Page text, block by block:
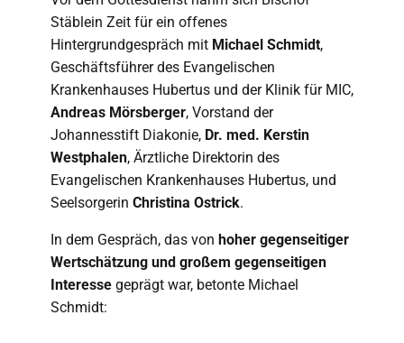
Stäblein Zeit für ein offenes
Hintergrundgespräch mit Michael Schmidt,
Geschäftsführer des Evangelischen
Krankenhauses Hubertus und der Klinik für MIC,
Andreas Mörsberger, Vorstand der
Johannesstift Diakonie, Dr. med. Kerstin
Westphalen, Ärztliche Direktorin des
Evangelischen Krankenhauses Hubertus, und
Seelsorgerin Christina Ostrick.
In dem Gespräch, das von hoher gegenseitiger
Wertschätzung und großem gegenseitigen
Interesse geprägt war, betonte Michael
Schmidt: